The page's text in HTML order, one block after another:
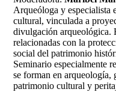
Arqueóloga y especialista
cultural, vinculada a
divulgación arqueológica.
relacionadas con la
social del patrimonio
Seminario especialmente
se forman en
patrimonio cultural y